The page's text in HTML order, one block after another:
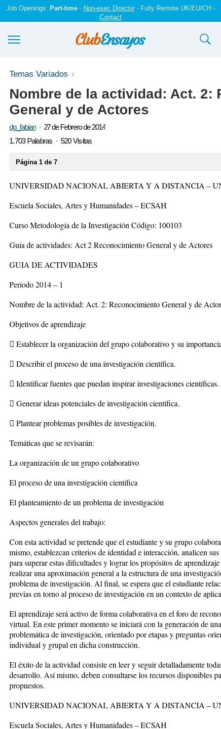
Job Openings: Part-time- Non-exec Director- Fully Remote UK/EU/CH -
Contact
Ensayos y trabajos
Registrarse
Iniciar sesión
Temas Variados
Nombre de la actividad: Act. 2:
General y de Actores
dg_fabian
27 de Febrero de 2014
1.703 Palabras
520 Visitas
Página 1 de 7
UNIVERSIDAD NACIONAL ABIERTA Y A DISTANCIA –
Escuela Sociales, Artes y Humanidades – ECSAH
Curso Metodología de la Investigación Código: 100103
Guía de actividades: Act 2 Reconocimiento General y de Actores
GUIA DE ACTIVIDADES
Periodo 2014 – 1
Nombre de la actividad: Act. 2: Reconocimiento General y de
Objetivos de aprendizaje
 Establecer la organización del grupo colaborativo y su
 Describir el proceso de una investigación científica.
 Identificar fuentes que puedan inspirar investigaciones científicas.
 Generar ideas potenciales de investigación científica.
 Plantear problemas posibles de investigación.
Temáticas que se revisarán:
La organización de un grupo colaborativo
El proceso de una investigación científica
El planteamiento de un problema de investigación
Aspectos generales del trabajo:
Con esta actividad se pretende que el estudiante y su grupo
mismo, establezcan criterios de identidad e interacción, analicen
para superar estas dificultades y lograr los propósitos de
realizar una aproximación general a la estructura de una
problema de investigación. Al final, se espera que el estudiante
previas en torno al proceso de investigación en un contexto de
El aprendizaje será activo de forma colaborativa en el foro de
virtual. En este primer momento se iniciará con la generación de
problemática de investigación, orientado por etapas y preguntas
individual y grupal en dicha construcción.
El éxito de la actividad consiste en leer y seguir detalladamente
desarrollo. Así mismo, deben consultarse los recursos disponibles
propuestos.
UNIVERSIDAD NACIONAL ABIERTA Y A DISTANCIA –
Escuela Sociales, Artes y Humanidades – ECSAH